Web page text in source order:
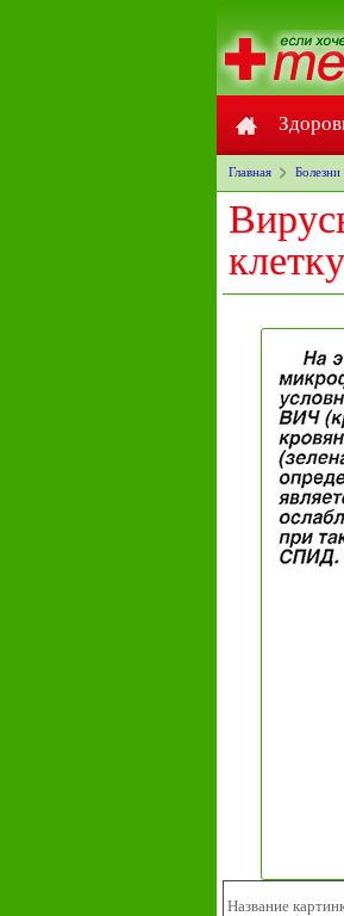
Главная Болезни
Название